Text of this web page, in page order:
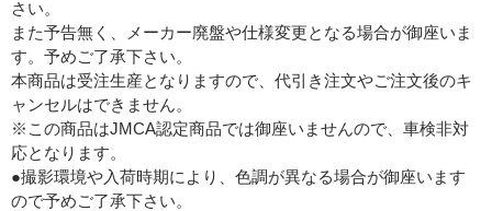
さい。
また予告無く、メーカー廃盤や仕様変更となる場合が御座いま
す。予めご了承下さい。
本商品は受注生産となりますので、代引き注文やご注文後のキ
ャンセルはできません。
※この商品はJMCA認定商品では御座いませんので、車検非対
応となります。
●撮影環境や入荷時期により、色調が異なる場合が御座います
ので予めご了承下さい。